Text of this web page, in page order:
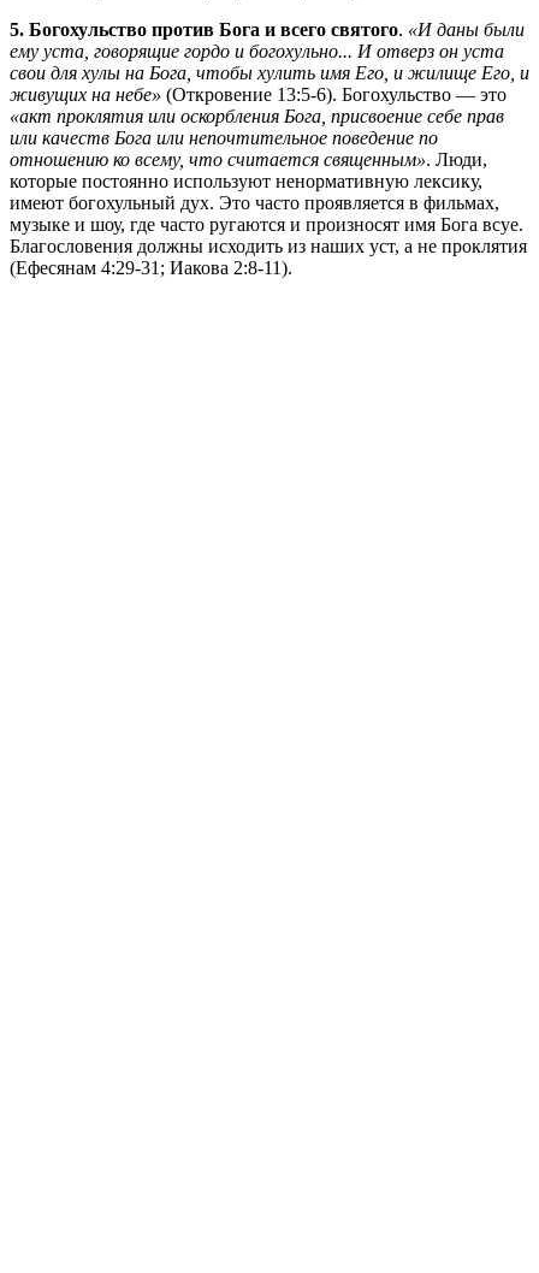
5. Богохульство против Бога и всего святого. «И даны были
ему уста, говорящие гордо и богохульно... И отверз он уста
свои для хулы на Бога, чтобы хулить имя Его, и жилище Его, и
живущих на небе» (Откровение 13:5-6). Богохульство — это
«акт проклятия или оскорбления Бога, присвоение себе прав
или качеств Бога или непочтительное поведение по
отношению ко всему, что считается священным». Люди,
которые постоянно используют ненормативную лексику,
имеют богохульный дух. Это часто проявляется в фильмах,
музыке и шоу, где часто ругаются и произносят имя Бога всуе.
Благословения должны исходить из наших уст, а не проклятия
(Ефесянам 4:29-31; Иакова 2:8-11).